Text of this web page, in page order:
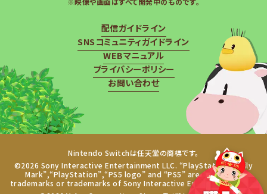
配信ガイドライン
SNSコミュニティガイドライン
WEBマニュアル
プライバシーポリシー
お問い合わせ
Nintendo Switchは任天堂の商標です。
©2026 Sony Interactive Entertainment LLC. “PlayStation Family
Mark”,“PlayStation”,“PS5 logo” and “PS5” are registered
trademarks or trademarks of Sony Interactive Entertainment Inc.